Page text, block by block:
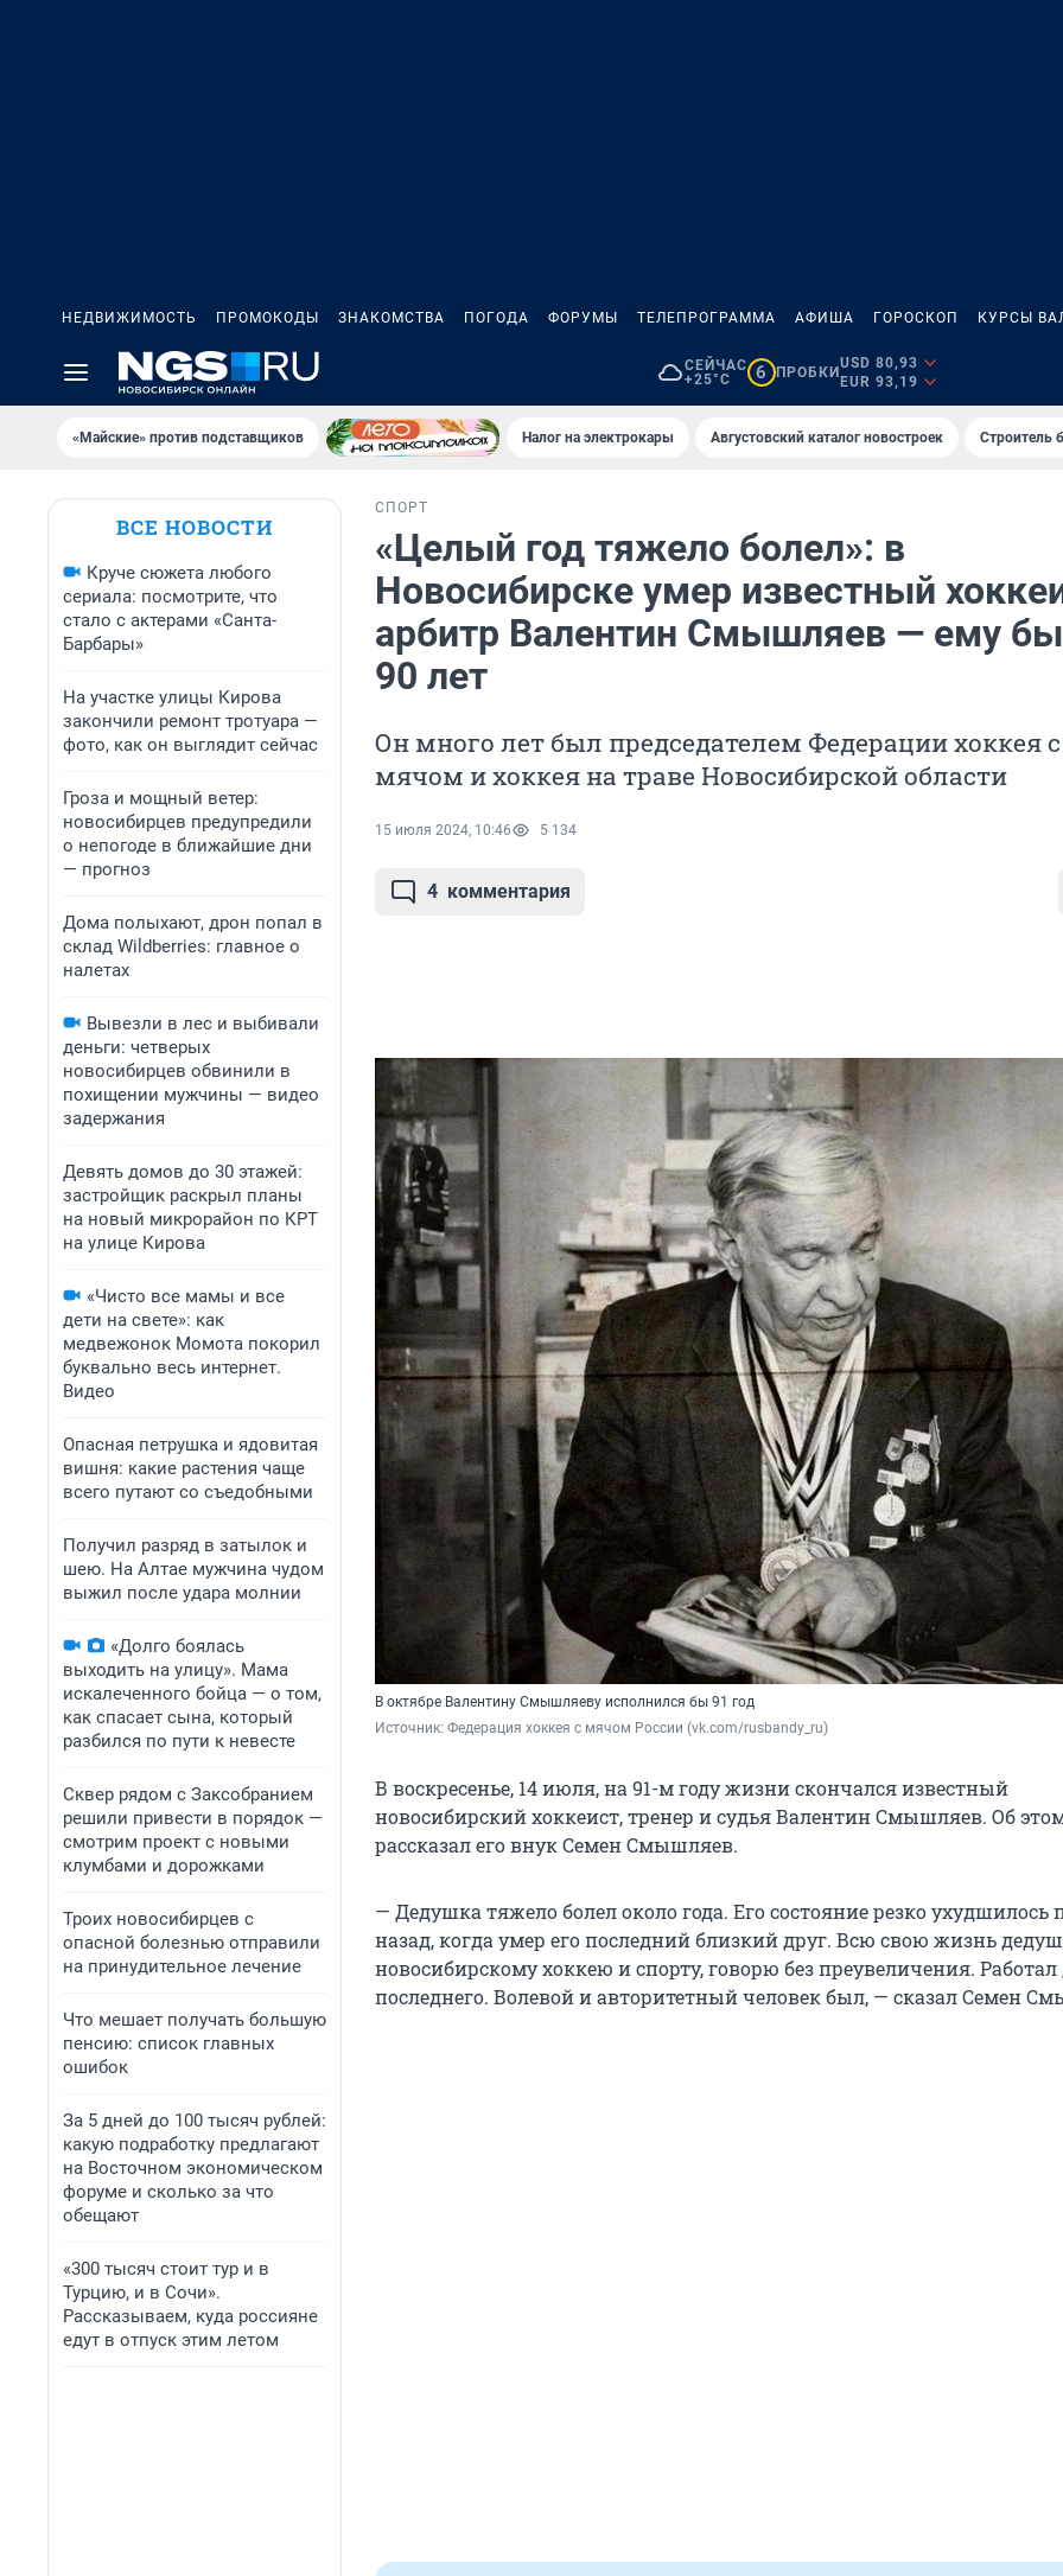
НЕДВИЖИМОСТЬ ПРОМОКОДЫ ЗНАКОМСТВА ПОГОДА ФОРУМЫ ТЕЛЕПРОГРАММА АФИША ГОРОСКОП КУРСЫ
СЕЙЧАС
+25°C
6 ПРОБКИ
USD 80,93
EUR 93,19
«Майские» против подставщиков Налог на электрокары Августовский каталог новостроек Строитель
ВСЕ НОВОСТИ
Круче сюжета любого
сериала: посмотрите, что
стало с актерами «Санта-
Барбары»
На участке улицы Кирова
закончили ремонт тротуара —
фото, как он выглядит сейчас
Гроза и мощный ветер:
новосибирцев предупредили
о непогоде в ближайшие дни
— прогноз
Дома полыхают, дрон попал в
склад Wildberries: главное о
налетах
Вывезли в лес и выбивали
деньги: четверых
новосибирцев обвинили в
похищении мужчины — видео
задержания
Девять домов до 30 этажей:
застройщик раскрыл планы
на новый микрорайон по КРТ
на улице Кирова
«Чисто все мамы и все
дети на свете»: как
медвежонок Момота покорил
буквально весь интернет.
Видео
Опасная петрушка и ядовитая
вишня: какие растения чаще
всего путают со съедобными
Получил разряд в затылок и
шею. На Алтае мужчина чудом
выжил после удара молнии
«Долго боялась
выходить на улицу». Мама
искалеченного бойца — о том,
как спасает сына, который
разбился по пути к невесте
Сквер рядом с Заксобранием
решили привести в порядок —
смотрим проект с новыми
клумбами и дорожками
Троих новосибирцев с
опасной болезнью отправили
на принудительное лечение
Что мешает получать большую
пенсию: список главных
ошибок
За 5 дней до 100 тысяч рублей:
какую подработку предлагают
на Восточном экономическом
форуме и сколько за что
обещают
«300 тысяч стоит тур и в
Турцию, и в Сочи».
Рассказываем, куда россияне
едут в отпуск этим летом
СПОРТ
«Целый год тяжело болел»: в
Новосибирске умер известный
арбитр Валентин Смышляев — ему
90 лет
Он много лет был председателем Федерации хоккея с
мячом и хоккея на траве Новосибирской области
15 июля 2024, 10:46 5 134
4 комментария
В октябре Валентину Смышляеву исполнился бы 91 год
Источник: Федерация хоккея с мячом России (vk.com/rusbandy_ru)
В воскресенье, 14 июля, на 91-м году жизни скончался известный
новосибирский хоккеист, тренер и судья Валентин Смышляев. Об
рассказал его внук Семен Смышляев.
— Дедушка тяжело болел около года. Его состояние резко ухудшилось
назад, когда умер его последний близкий друг. Всю свою жизнь
новосибирскому хоккею и спорту, говорю без преувеличения. Работал
последнего. Волевой и авторитетный человек был, — сказал Семен